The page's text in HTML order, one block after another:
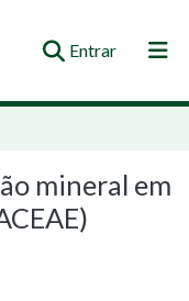
Entrar(current)
mineral em